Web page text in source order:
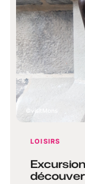
visitMons
LOISIRS